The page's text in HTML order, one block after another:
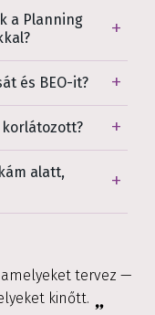
a Planning
és BEO-it?
alatt,
amelyeket tervez —
kinőtt.